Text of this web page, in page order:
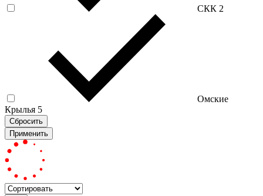
СКК 2
Омские
Крылья 5
Сбросить
Применить